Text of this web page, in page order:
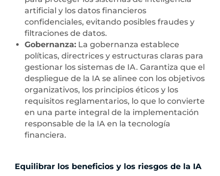
artificial y los datos financieros
confidenciales, evitando posibles fraudes y
filtraciones de datos.
Gobernanza: La gobernanza establece
políticas, directrices y estructuras claras para
gestionar los sistemas de IA. Garantiza que el
despliegue de la IA se alinee con los objetivos
organizativos, los principios éticos y los
requisitos reglamentarios, lo que lo convierte
en una parte integral de la implementación
responsable de la IA en la tecnología
financiera.
Equilibrar los beneficios y los riesgos de la IA